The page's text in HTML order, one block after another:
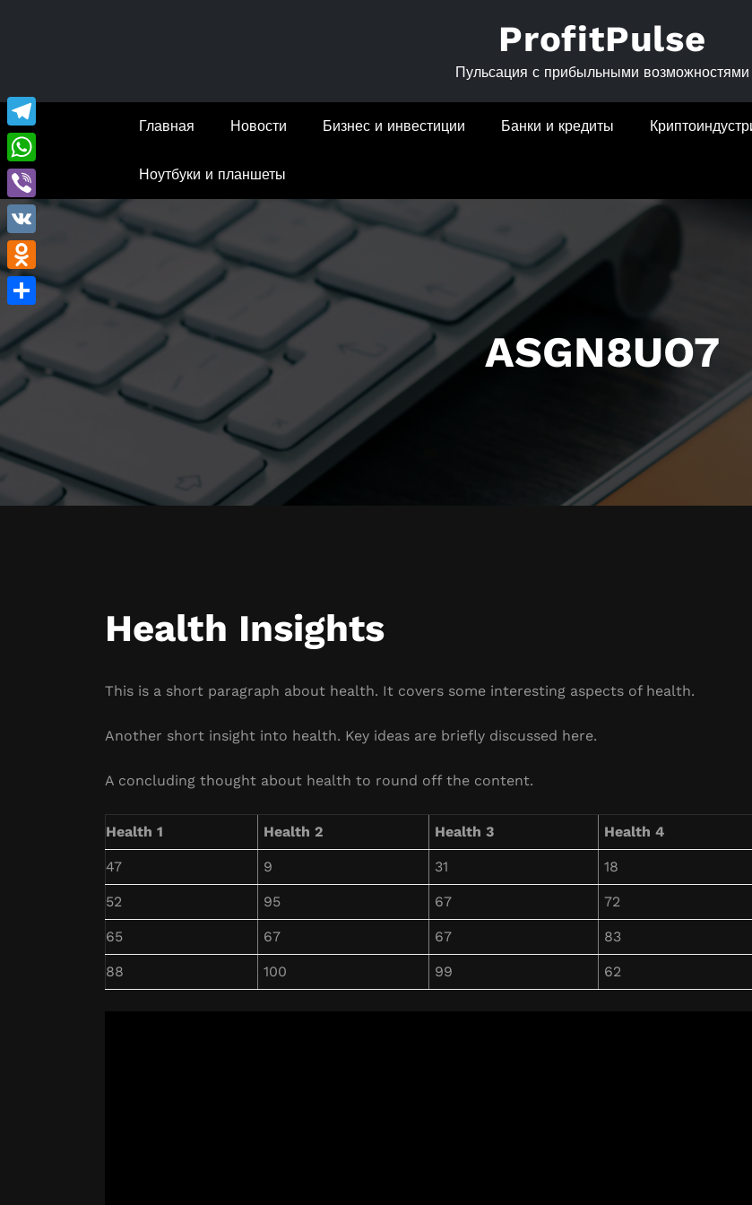
ProfitPulse
Пульсация с прибыльными возможностями
Главная Новости Бизнес и инвестиции Банки и кредиты
Ноутбуки и планшеты
ASGN8UO7
Health Insights
This is a short paragraph about health. It covers some interesting aspects of health.
Another short insight into health. Key ideas are briefly discussed here.
A concluding thought about health to round off the content.
Health 1 Health 2 Health 3 Health 4
47 9 31 18
52 95 67 72
65 67 67 83
88 100 99 62
Telegram
WhatsApp
Viber
VK
Odnoklassniki
Отправить